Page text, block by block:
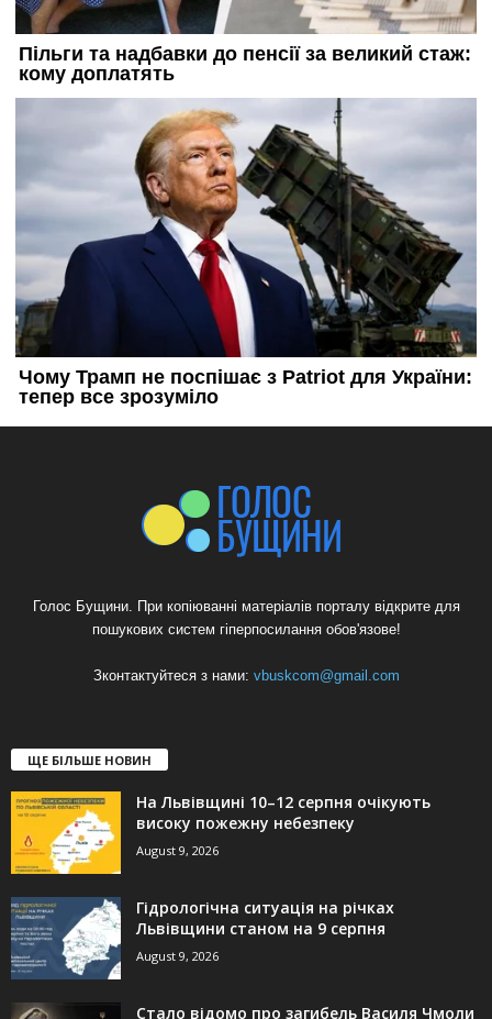
Голос Бущини. При копіюванні матеріалів порталу відкрите для
пошукових систем гіперпосилання обов'язове!
Зконтактуйтеся з нами: vbuskcom@gmail.com
ЩЕ БІЛЬШЕ НОВИН
На Львівщині 10–12 серпня очікують
високу пожежну небезпеку
August 9, 2026
Гідрологічна ситуація на річках
Львівщини станом на 9 серпня
August 9, 2026
Стало відомо про загибель Василя Чмоли